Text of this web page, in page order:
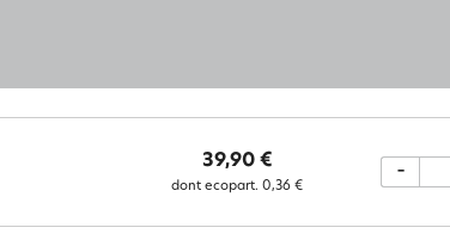
39,90 €
dont ecopart. 0,36 €
-